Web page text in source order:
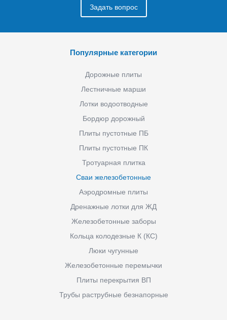
Задать вопрос
Популярные категории
Дорожные плиты
Лестничные марши
Лотки водоотводные
Бордюр дорожный
Плиты пустотные ПБ
Плиты пустотные ПК
Тротуарная плитка
Сваи железобетонные
Аэродромные плиты
Дренажные лотки для ЖД
Железобетонные заборы
Кольца колодезные К (КС)
Люки чугунные
Железобетонные перемычки
Плиты перекрытия ВП
Трубы раструбные безнапорные